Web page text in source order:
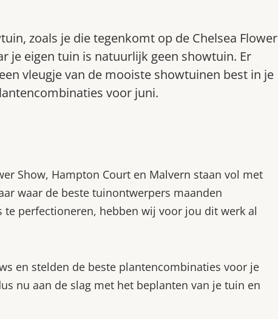
zoals je die tegenkomt op de Chelsea Flower
je eigen tuin is natuurlijk geen showtuin. Er
vleugje van de mooiste showtuinen best in je
voor juni.
Show, Hampton Court en Malvern staan vol met
waar de beste tuinontwerpers maanden
perfectioneren, hebben wij voor jou dit werk al
en stelden de beste plantencombinaties voor je
nu aan de slag met het beplanten van je tuin en